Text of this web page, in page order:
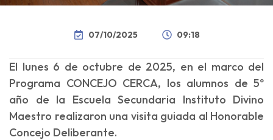
07/10/2025 09:18
El lunes 6 de octubre de 2025, en el marco del
Programa CONCEJO CERCA, los alumnos de 5º
año de la Escuela Secundaria Instituto Divino
Maestro realizaron una visita guiada al Honorable
Concejo Deliberante.